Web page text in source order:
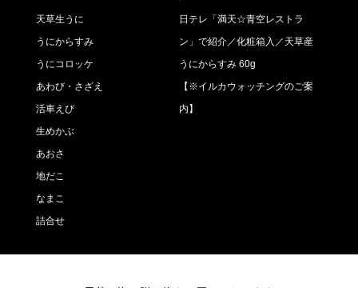
天草生うに
うにからすみ
うにコロッケ
あわび・さざえ
活車えび
生めかぶ
あおさ
地だこ
なまこ
詰合せ
日テレ「満天☆青空レストラ
ン」で紹介／化粧箱入／天草産
うにからすみ 60g
【※イルカウォッチングのご案
内】